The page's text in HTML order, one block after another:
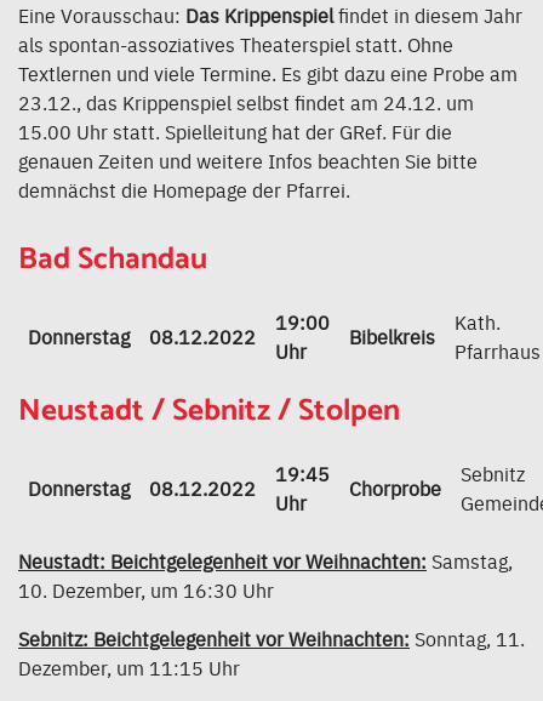
Eine Vorausschau: Das Krippenspielfindet in diesem Jahr
als spontan-assoziatives Theaterspiel statt. Ohne
Textlernen und viele Termine. Es gibt dazu eine Probe am
23.12., das Krippenspiel selbst findet am 24.12. um
15.00 Uhr statt. Spielleitung hat der GRef. Für die
genauen Zeiten und weitere Infos beachten Sie bitte
demnächst die Homepage der Pfarrei.
Bad Schandau
Donnerstag 08.12.2022
19:00
Uhr
Bibelkreis
Kath.
Pfarrhaus
Neustadt / Sebnitz / Stolpen
Donnerstag 08.12.2022
19:45
Uhr
Chorprobe
Sebnitz
Neustadt: Beichtgelegenheit vor Weihnachten: Samstag,
10. Dezember, um 16:30 Uhr
Sebnitz: Beichtgelegenheit vor Weihnachten: Sonntag, 11.
Dezember, um 11:15 Uhr